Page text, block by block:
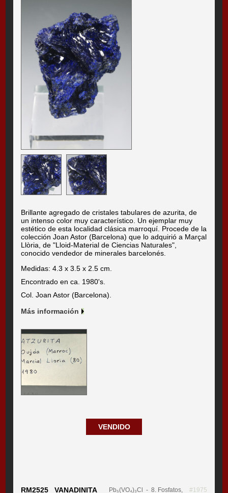
Brillante agregado de cristales tabulares de azurita, de
un intenso color muy característico. Un ejemplar muy
estético de esta localidad clásica marroquí. Procede de la
colección Joan Astor (Barcelona) que lo adquirió a Marçal
Llòria, de "Lloid-Material de Ciencias Naturales",
conocido vendedor de minerales barcelonés.
Medidas: 4.3 x 3.5 x 2.5 cm.
Encontrado en ca. 1980's.
Col. Joan Astor (Barcelona).
Más información
VENDIDO
RM2525 VANADINITA
Pb₅(VO₄)₃Cl
- 8. Fosfatos,
#1975